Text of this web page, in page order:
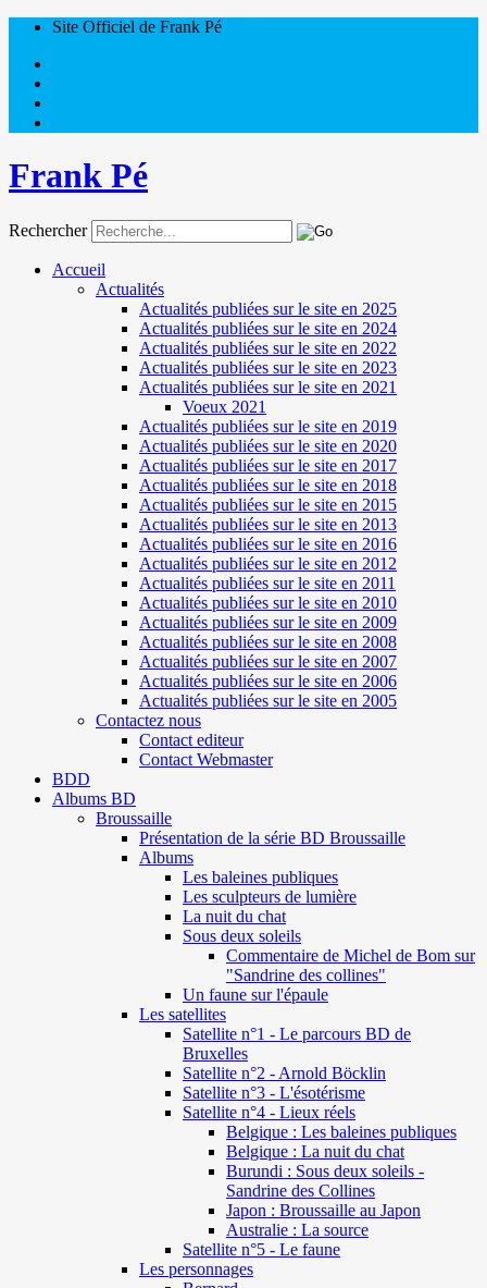
Site Officiel de Frank Pé
Frank Pé
Rechercher
Accueil
Actualités
Actualités publiées sur le site en 2025
Actualités publiées sur le site en 2024
Actualités publiées sur le site en 2022
Actualités publiées sur le site en 2023
Actualités publiées sur le site en 2021
Voeux 2021
Actualités publiées sur le site en 2019
Actualités publiées sur le site en 2020
Actualités publiées sur le site en 2017
Actualités publiées sur le site en 2018
Actualités publiées sur le site en 2015
Actualités publiées sur le site en 2013
Actualités publiées sur le site en 2016
Actualités publiées sur le site en 2012
Actualités publiées sur le site en 2011
Actualités publiées sur le site en 2010
Actualités publiées sur le site en 2009
Actualités publiées sur le site en 2008
Actualités publiées sur le site en 2007
Actualités publiées sur le site en 2006
Actualités publiées sur le site en 2005
Contactez nous
Contact editeur
Contact Webmaster
BDD
Albums BD
Broussaille
Présentation de la série BD Broussaille
Albums
Les baleines publiques
Les sculpteurs de lumière
La nuit du chat
Sous deux soleils
Commentaire de Michel de Bom sur
"Sandrine des collines"
Un faune sur l'épaule
Les satellites
Satellite n°1 - Le parcours BD de
Bruxelles
Satellite n°2 - Arnold Böcklin
Satellite n°3 - L'ésotérisme
Satellite n°4 - Lieux réels
Belgique : Les baleines publiques
Belgique : La nuit du chat
Burundi : Sous deux soleils -
Sandrine des Collines
Japon : Broussaille au Japon
Australie : La source
Satellite n°5 - Le faune
Les personnages